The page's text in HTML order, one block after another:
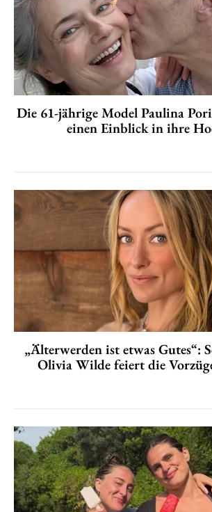
Die 61-jährige Model Paulina
einen Einblick in ihre
„Älterwerden ist etwas Gutes“:
Olivia Wilde feiert die